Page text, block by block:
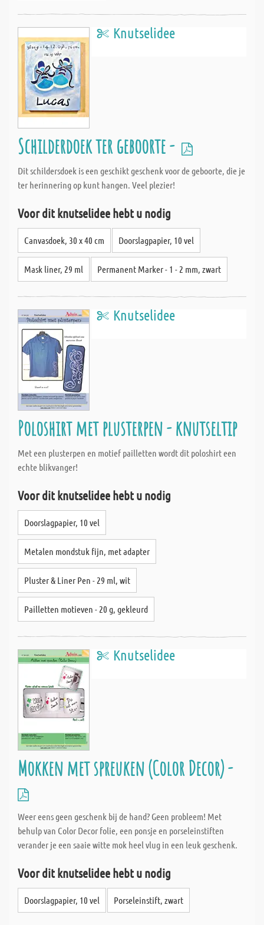
Knutselidee
Schilderdoek ter geboorte -
Dit schildersdoek is een geschikt geschenk voor de geboorte, die je
ter herinnering op kunt hangen. Veel plezier!
Voor dit knutselidee hebt u nodig
Canvasdoek, 30 x 40 cm Doorslagpapier, 10 vel
Mask liner, 29 ml Permanent Marker - 1 - 2 mm, zwart
Knutselidee
Poloshirt met plusterpen - knutseltip
Met een plusterpen en motief pailletten wordt dit poloshirt een
echte blikvanger!
Voor dit knutselidee hebt u nodig
Doorslagpapier, 10 vel
Metalen mondstuk fijn, met adapter
Pluster & Liner Pen - 29 ml, wit
Pailletten motieven - 20 g, gekleurd
Knutselidee
Mokken met spreuken (Color Decor) -
Weer eens geen geschenk bij de hand? Geen probleem! Met
behulp van Color Decor folie, een ponsje en porseleinstiften
verander je een saaie witte mok heel vlug in een leuk geschenk.
Voor dit knutselidee hebt u nodig
Doorslagpapier, 10 vel Porseleinstift, zwart